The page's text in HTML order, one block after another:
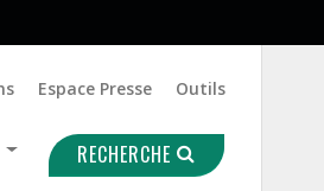
Espace Presse Outils
RECHERCHE